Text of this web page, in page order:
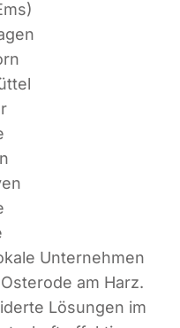
Unter­neh­men
am Harz.
Lösun­gen im